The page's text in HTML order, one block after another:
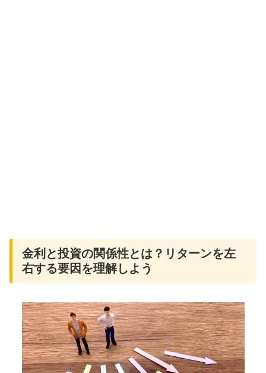
金利と投資の関係性とは？リターンを左
右する要因を理解しよう